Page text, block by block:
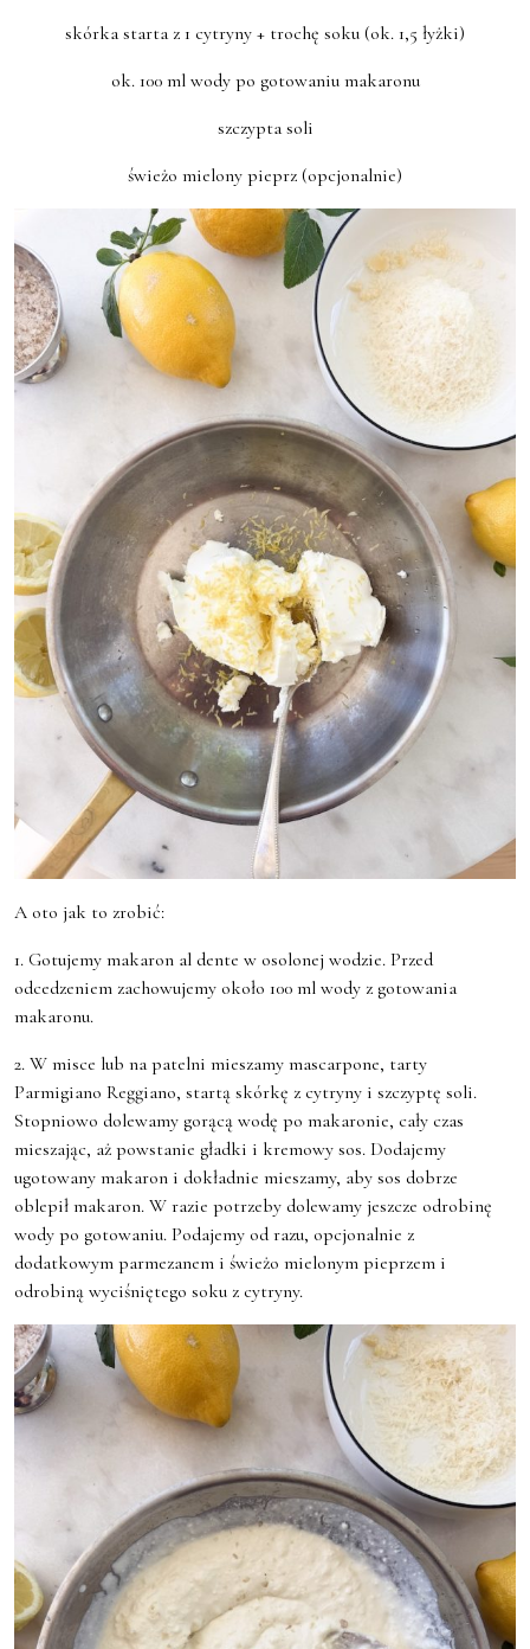
skórka starta z 1 cytryny + trochę soku (ok. 1,5 łyżki)
ok. 100 ml wody po gotowaniu makaronu
szczypta soli
świeżo mielony pieprz (opcjonalnie)
A oto jak to zrobić:
1. Gotujemy makaron al dente w osolonej wodzie. Przed
odcedzeniem zachowujemy około 100 ml wody z gotowania
makaronu.
2. W misce lub na patelni mieszamy mascarpone, tarty
Parmigiano Reggiano, startą skórkę z cytryny i szczyptę soli.
Stopniowo dolewamy gorącą wodę po makaronie, cały czas
mieszając, aż powstanie gładki i kremowy sos. Dodajemy
ugotowany makaron i dokładnie mieszamy, aby sos dobrze
oblepił makaron. W razie potrzeby dolewamy jeszcze odrobinę
wody po gotowaniu. Podajemy od razu, opcjonalnie z
dodatkowym parmezanem i świeżo mielonym pieprzem i
odrobiną wyciśniętego soku z cytryny.